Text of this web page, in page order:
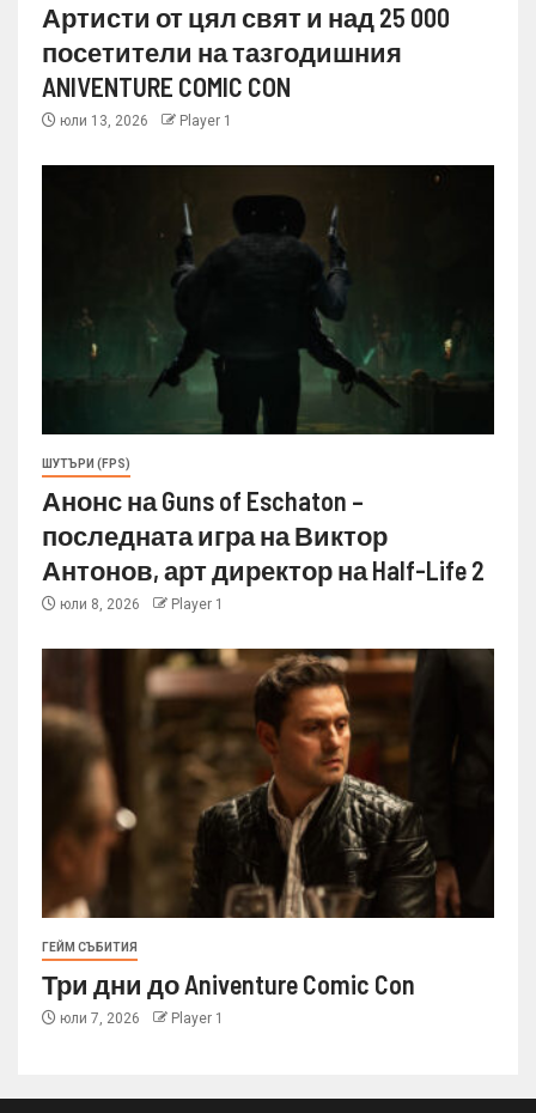
Артисти от цял свят и над 25 000
посетители на тазгодишния
ANIVENTURE COMIC CON
юли 13, 2026 Player 1
ШУТЪРИ (FPS)
Анонс на Guns of Eschaton –
последната игра на Виктор
Антонов, арт директор на Half-Life 2
юли 8, 2026 Player 1
ГЕЙМ СЪБИТИЯ
Три дни до Aniventure Comic Con
юли 7, 2026 Player 1